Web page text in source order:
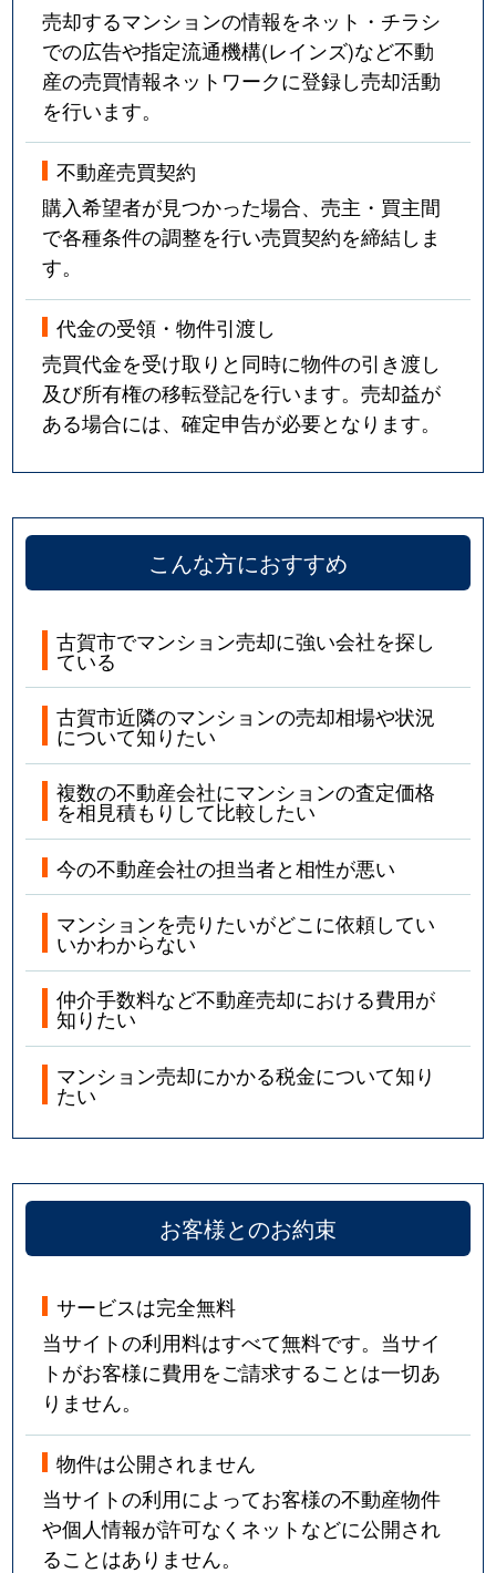
売却するマンションの情報をネット・チラシ
での広告や指定流通機構(レインズ)など不動
産の売買情報ネットワークに登録し売却活動
を行います。
不動産売買契約
購入希望者が見つかった場合、売主・買主間
で各種条件の調整を行い売買契約を締結しま
す。
代金の受領・物件引渡し
売買代金を受け取りと同時に物件の引き渡し
及び所有権の移転登記を行います。売却益が
ある場合には、確定申告が必要となります。
こんな方におすすめ
古賀市でマンション売却に強い会社を探し
ている
古賀市近隣のマンションの売却相場や状況
について知りたい
複数の不動産会社にマンションの査定価格
を相見積もりして比較したい
今の不動産会社の担当者と相性が悪い
マンションを売りたいがどこに依頼してい
いかわからない
仲介手数料など不動産売却における費用が
知りたい
マンション売却にかかる税金について知り
たい
お客様とのお約束
サービスは完全無料
当サイトの利用料はすべて無料です。当サイ
トがお客様に費用をご請求することは一切あ
りません。
物件は公開されません
当サイトの利用によってお客様の不動産物件
や個人情報が許可なくネットなどに公開され
ることはありません。